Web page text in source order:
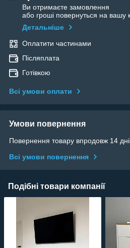
Ви отримаєте замовлення
або гроші повернуться на вашу
Детальніше
Оплатити частинами
Післяплата
Готівкою
Всі умови оплати
Умови повернення
Повернення товару впродовж 14
Всі умови повернення
Подібні товари компанії